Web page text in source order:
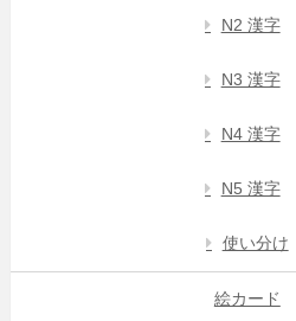
N2 漢字
N3 漢字
N4 漢字
N5 漢字
使い分け
絵カード